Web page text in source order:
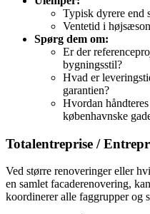
Typisk dyrere end
Ventetid i
Spørg dem om:
Er der
bygningsstil?
Hvad er
garantien?
Hvordan
københavnske
Totalentreprise /
Ved større renoveringer eller
en samlet facaderenovering,
koordinerer alle faggrupper og